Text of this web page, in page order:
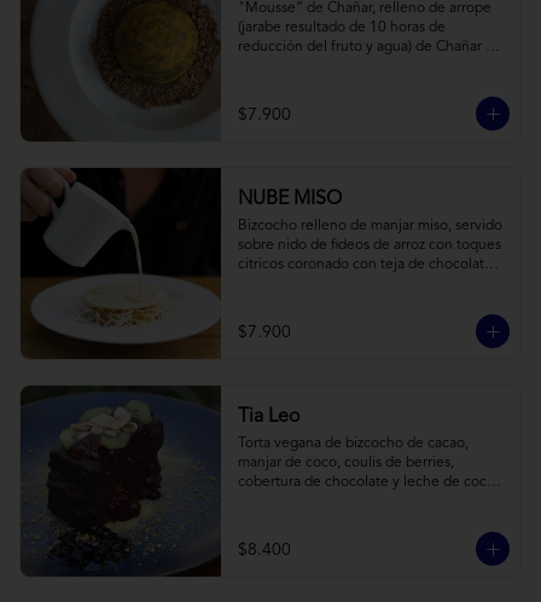
"Mousse” de Chañar, relleno de arrope
(jarabe resultado de 10 horas de
reducción del fruto y agua) de Chañar
amargo y cúrcuma, sobre una tierra de
harina de Algarrobo y nueces.
$7.900
NUBE MISO
Bizcocho relleno de manjar miso, servido
sobre nido de fideos de arroz con toques
citricos coronado con teja de chocolate
$7.900
Tia Leo
Torta vegana de bizcocho de cacao,
manjar de coco, coulis de berries,
cobertura de chocolate y leche de coco
$8.400